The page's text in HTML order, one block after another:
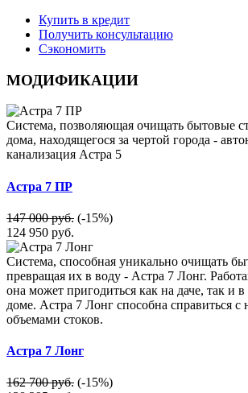
Купить в кредит
Получить консультацию
Сэкономить
МОДИФИКАЦИИ
Система, позволяющая очищать бытовые
дома, находящегося за чертой города -
канализация Астра 5
Астра 7 ПР
147 000 руб. (-15%)
124 950 руб.
Система, способная уникально очищать
превращая их в воду - Астра 7 Лонг.
она может пригодиться как на даче, так и
доме. Астра 7 Лонг способна справиться
объемами стоков.
Астра 7 Лонг
162 700 руб. (-15%)